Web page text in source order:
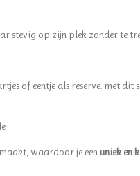
stevig op zijn plek zonder te
of eentje als reserve: met dit
waardoor je eenuniek en